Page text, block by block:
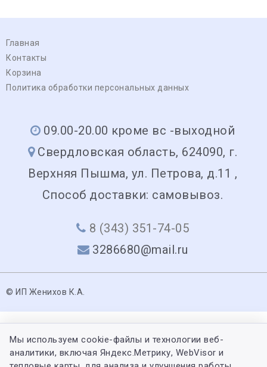
Главная
Контакты
Корзина
Политика обработки персональных данных
09.00-20.00 кроме вс -выходной
Свердловская область, 624090, г.
Верхняя Пышма, ул. Петрова, д.11 ,
Способ доставки: самовывоз.
8 (343) 351-74-05
3286680@mail.ru
© ИП Женихов К.А.
Мы используем cookie-файлы и технологии веб-
аналитики, включая Яндекс.Метрику, WebVisor и